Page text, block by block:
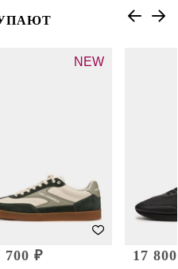
NEW
700 ₽ 17